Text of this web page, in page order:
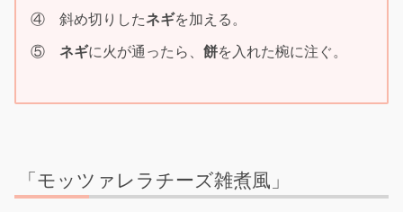
④ 斜め切りしたネギを加える。
⑤ ネギに火が通ったら、 餅を入れた椀に注ぐ。
「モッツァレラチーズ雑煮風」